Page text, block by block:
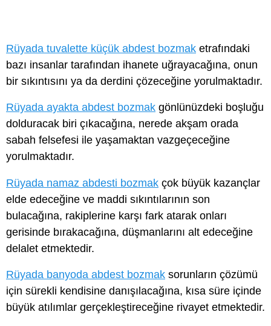
Rüyada tuvalette küçük abdest bozmak etrafındaki
bazı insanlar tarafından ihanete uğrayacağına, onun
bir sıkıntısını ya da derdini çözeceğine yorulmaktadır.
Rüyada ayakta abdest bozmak gönlünüzdeki boşluğu
dolduracak biri çıkacağına, nerede akşam orada
sabah felsefesi ile yaşamaktan vazgeçeceğine
yorulmaktadır.
Rüyada namaz abdesti bozmak çok büyük kazançlar
elde edeceğine ve maddi sıkıntılarının son
bulacağına, rakiplerine karşı fark atarak onları
gerisinde bırakacağına, düşmanlarını alt edeceğine
delalet etmektedir.
Rüyada banyoda abdest bozmak sorunların çözümü
için sürekli kendisine danışılacağına, kısa süre içinde
büyük atılımlar gerçekleştireceğine rivayet etmektedir.